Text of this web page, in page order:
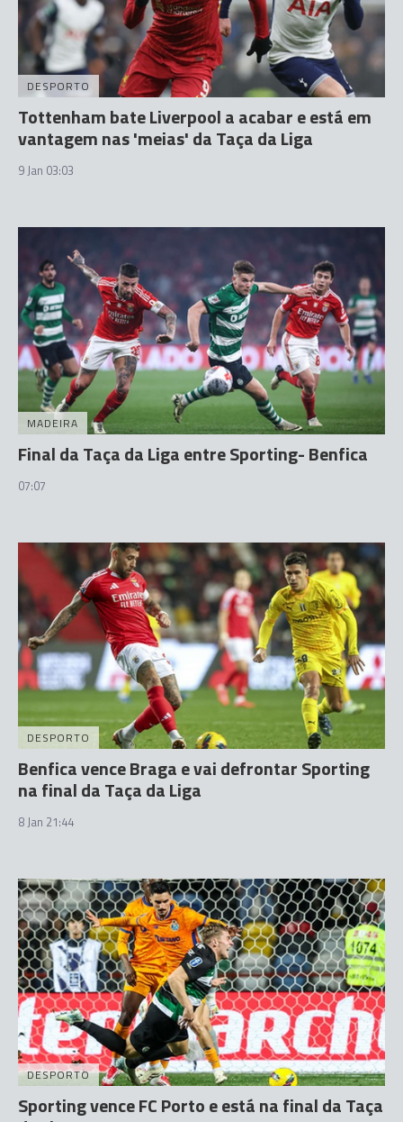
DESPORTO
Tottenham bate Liverpool a acabar e está em
vantagem nas 'meias' da Taça da Liga
9 Jan 03:03
MADEIRA
Final da Taça da Liga entre Sporting- Benfica
07:07
DESPORTO
Benfica vence Braga e vai defrontar Sporting
na final da Taça da Liga
8 Jan 21:44
DESPORTO
Sporting vence FC Porto e está na final da Taça